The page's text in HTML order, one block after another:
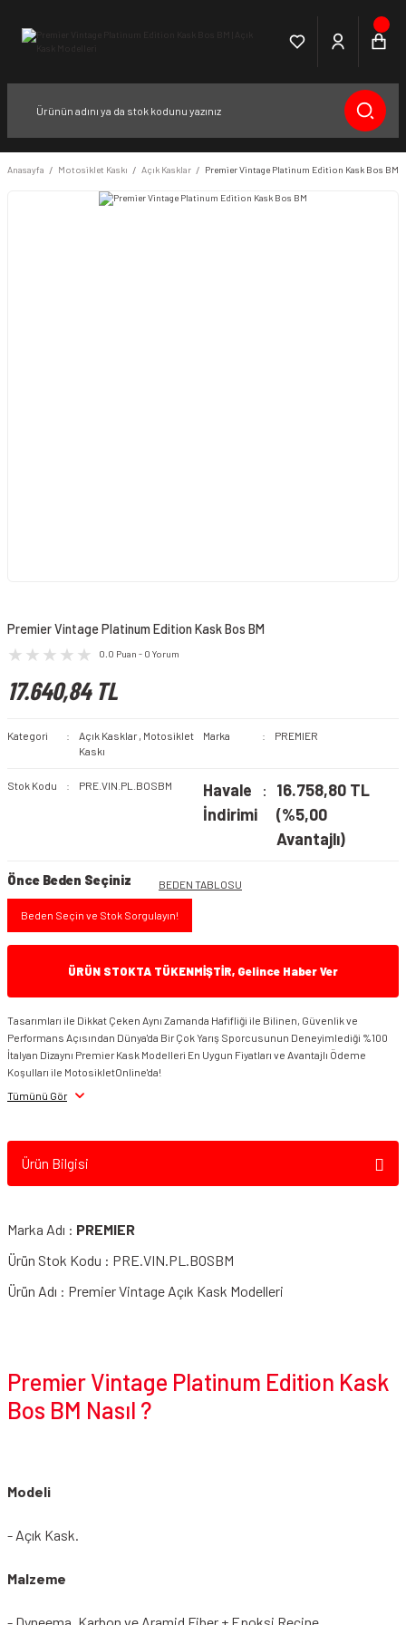
Anasayfa Motosiklet Kaskı Açık Kasklar Premier Vintage Platinum Edition Kask Bos BM
Premier Vintage Platinum Edition Kask Bos BM
0.0 Puan - 0 Yorum
17.640,84 TL
Kategori Açık Kasklar , Motosiklet
Kaskı
Marka PREMIER
Stok Kodu PRE.VIN.PL.BOSBM
Havale
İndirimi
16.758,80 TL
(%5,00
Avantajlı)
Önce Beden Seçiniz BEDEN TABLOSU
Beden Seçin ve Stok Sorgulayın!
ÜRÜN STOKTA TÜKENMİŞTİR, Gelince Haber Ver
Tasarımları ile Dikkat Çeken Aynı Zamanda Hafifliği ile Bilinen, Güvenlik ve
Performans Açısından Dünya'da Bir Çok Yarış Sporcusunun Deneyimlediği %100
İtalyan Dizaynı Premier Kask Modelleri En Uygun Fiyatları ve Avantajlı Ödeme
Koşulları ile MotosikletOnline'da!
Tümünü Gör
Ürün Bilgisi
Marka Adı : PREMIER
Ürün Stok Kodu : PRE.VIN.PL.BOSBM
Ürün Adı : Premier Vintage Açık Kask Modelleri
Premier Vintage Platinum Edition Kask
Bos BM Nasıl ?
Modeli
- Açık Kask.
Malzeme